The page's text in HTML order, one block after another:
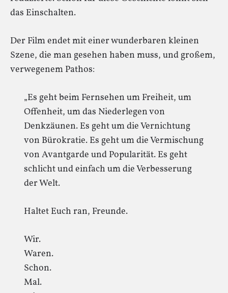
das Einschalten.
Der Film endet mit einer wunderbaren kleinen
Szene, die man gesehen haben muss, und großem,
verwegenem Pathos:
„Es geht beim Fernsehen um Freiheit, um
Offenheit, um das Niederlegen von
Denkzäunen. Es geht um die Vernichtung
von Bürokratie. Es geht um die Vermischung
von Avantgarde und Popularität. Es geht
schlicht und einfach um die Verbesserung
der Welt.
Haltet Euch ran, Freunde.
Wir.
Waren.
Schon.
Mal.